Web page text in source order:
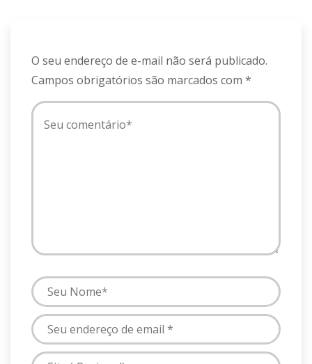
O seu endereço de e-mail não será publicado.
Campos obrigatórios são marcados com *